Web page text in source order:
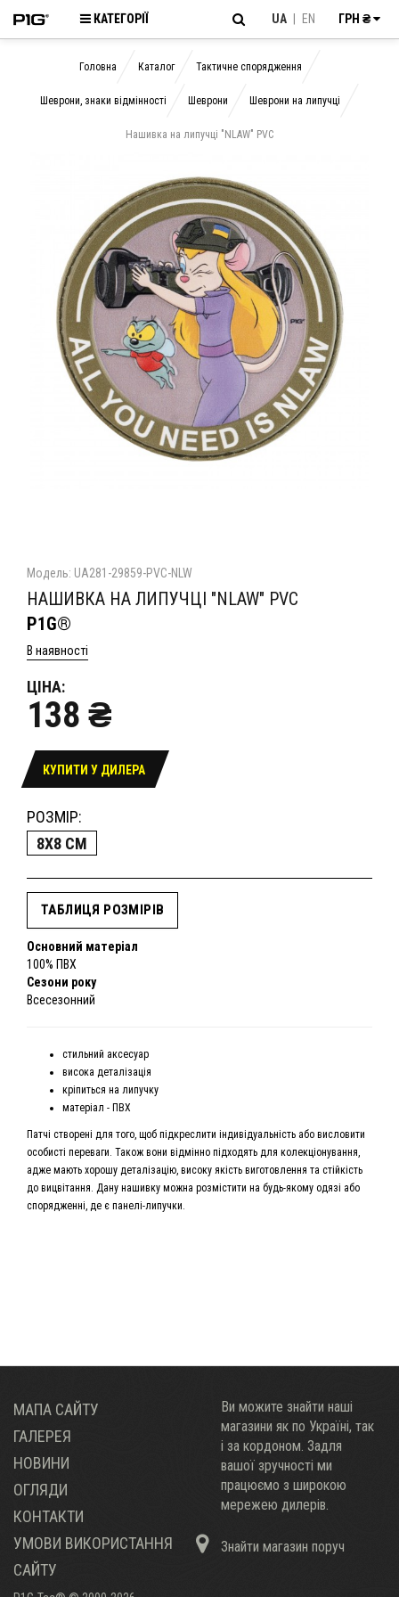
КАТЕГОРІЇ UA EN ГРН ₴
Головна Каталог Тактичне спорядження
Шеврони, знаки відмінності Шеврони Шеврони на липучці
Нашивка на липучці "NLAW" PVC
Модель: UA281-29859-PVC-NLW
НАШИВКА НА ЛИПУЧЦІ "NLAW" PVC
P1G®
В наявності
ЦІНА:
138 ₴
КУПИТИ У ДИЛЕРА
РОЗМІР:
8X8 CM
ТАБЛИЦЯ РОЗМІРІВ
Основний матеріал
100% ПВХ
Сезони року
Всесезонний
стильний аксесуар
висока деталізація
кріпиться на липучку
матеріал - ПВХ
Патчі створені для того, щоб підкреслити індивідуальність або висловити
особисті переваги. Також вони відмінно підходять для колекціонування,
адже мають хорошу деталізацію, високу якість виготовлення та стійкість
до вицвітання. Дану нашивку можна розмістити на будь-якому одязі або
спорядженні, де є панелі-липучки.
МАПА САЙТУ
ГАЛЕРЕЯ
НОВИНИ
ОГЛЯДИ
КОНТАКТИ
УМОВИ ВИКОРИСТАННЯ
САЙТУ
Ви можите знайти наші
магазини як по Украïні, так
і за кордоном. Задля
вашої зручності ми
працюємо з широкою
мережею дилерів.
Знайти магазин поруч